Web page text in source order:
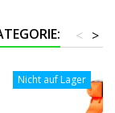
>
<
Nicht auf Lager